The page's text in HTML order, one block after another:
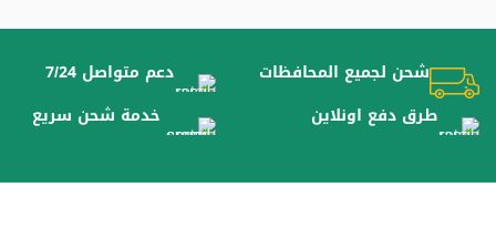
شحن لجميع المحافظات
دعم متواصل 7/24
طرق دفع اونلاين
خدمة شحن سريع